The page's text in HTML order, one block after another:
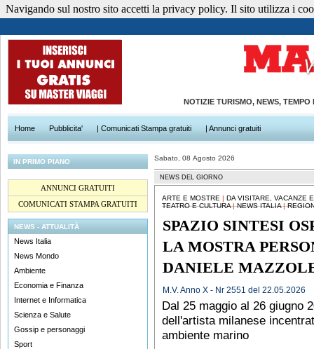
NOTIZIE TURISMO, NEWS,
Home Pubblicita' | Comunicati Stampa gratuiti | Annunci gratuiti
IN PRIMO PIANO
ANNUNCI GRATUITI
COMUNICATI STAMPA GRATUITI
NEWS - ATTUALITÀ
News Italia
News Mondo
Ambiente
Economia e Finanza
Internet e Informatica
Scienza e Salute
Gossip e personaggi
Sport
Sabato, 08 Agosto 2026
NEWS DEL GIORNO
ARTE E MOSTRE | DA VISITARE, VACANZE
TEATRO E CULTURA|NEWS ITALIA|
SPAZIO SINTESI
LA MOSTRA
DANIELE
M.V. Anno X - Nr 2551 del 22.05.2026
Dal 25 maggio al 26 giugno
dell'artista milanese
ambiente marino
Navigando sul nostro sito accetti la privacy policy. Il sito utilizza i